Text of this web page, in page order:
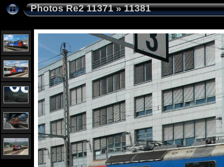
Photos Re2 11371»11381